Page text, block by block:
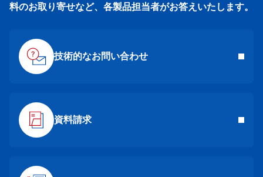
料のお取り寄せなど、各製品担当者がお答えいたします。
技術的なお問い合わせ
資料請求